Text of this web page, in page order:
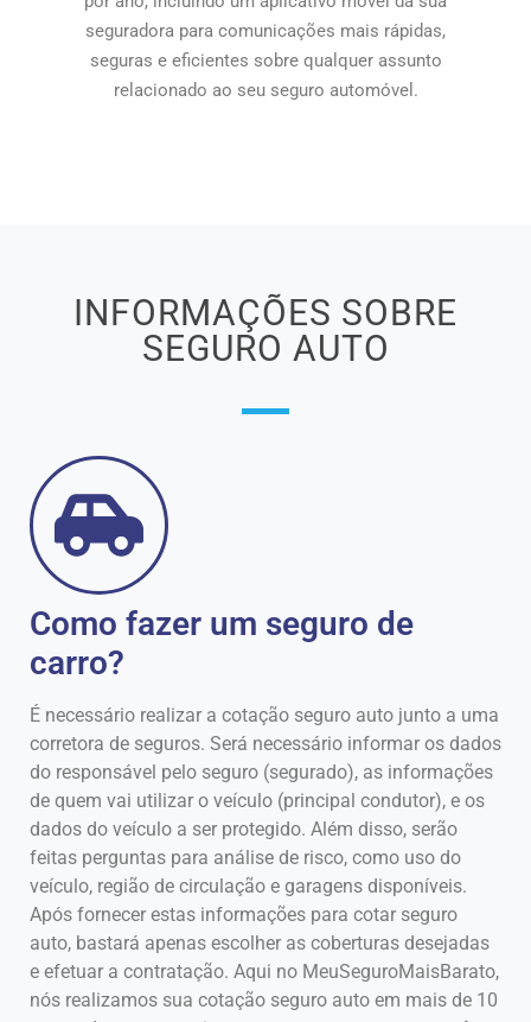
seguradora para comunicações mais rápidas,
seguras e eficientes sobre qualquer assunto
relacionado ao seu seguro automóvel.
INFORMAÇÕES SOBRE
SEGURO AUTO
Como fazer um seguro de
carro?
É necessário realizar a cotação seguro auto junto a uma
corretora de seguros. Será necessário informar os dados
do responsável pelo seguro (segurado), as informações
de quem vai utilizar o veículo (principal condutor), e os
dados do veículo a ser protegido. Além disso, serão
feitas perguntas para análise de risco, como uso do
veículo, região de circulação e garagens disponíveis.
Após fornecer estas informações para cotar seguro
auto, bastará apenas escolher as coberturas desejadas
e efetuar a contratação. Aqui no MeuSeguroMaisBarato,
nós realizamos sua cotação seguro auto em mais de 10